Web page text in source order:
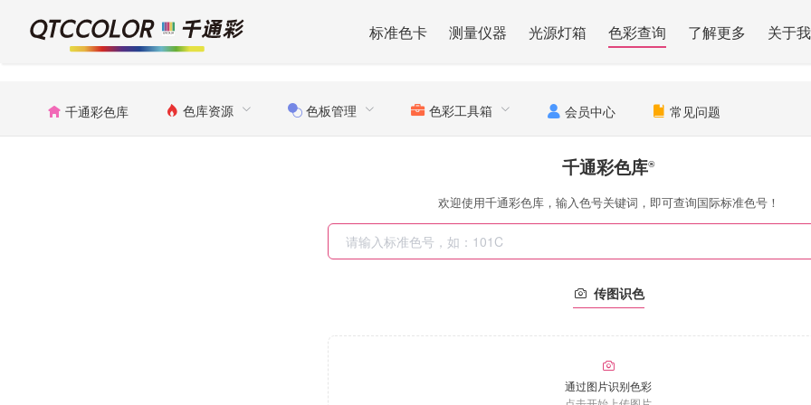
标准色卡 测量仪器 光源灯箱 色彩查询 了解更多 关于
千通彩色库 色库资源 色板管理 色彩工具箱 会员中心 常见问题
千通彩色库®
欢迎使用千通彩色库，输入色号关键词，即可查询国际标准色号！
传图识色
通过图片识别色彩